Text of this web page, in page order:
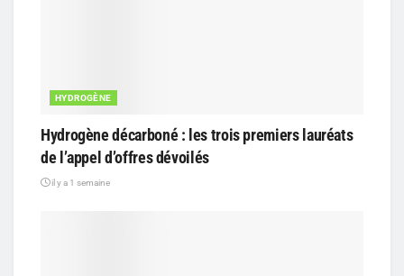
HYDROGÈNE
Hydrogène décarboné : les trois premiers lauréats
de l’appel d’offres dévoilés
il y a 1 semaine